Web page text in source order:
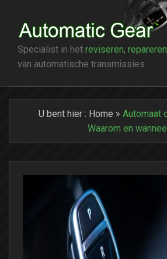
Specialist in het reviseren, repareren
van automatische transmissies
U bent hier : Home » Automaat
Waarom en